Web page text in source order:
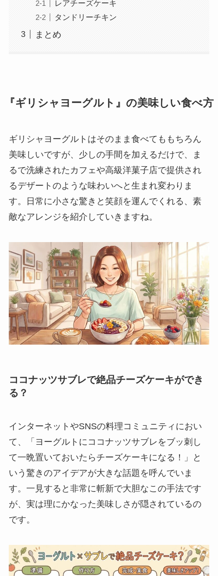
レアチーズケーキ
タンドリーチキン
まとめ
『ギリシャヨーグルト 』の美味しい食べ方
ギリシャヨーグルトはそのまま食べてももちろん
美味しいですが、少しの手間を加えるだけで、ま
るで洗練されたカフェや高級洋菓子店で提供され
るデザートのような味わいへと生まれ変わりま
す。日常に小さな驚きと笑顔を運んでくれる、素
敵なアレンジを紹介していきますね。
ココナッツサブレで絶品チーズケーキができ
る？
インターネットやSNSの料理コミュニティにおい
て、「ヨーグルトにココナッツサブレをブッ刺し
て一晩置いておいたらチーズケーキになる！」と
いう驚きのアイデアが大きな話題を呼んでいま
す。一見すると非常に斬新で大胆なこの手法です
が、実は理にかなった美味しさが隠されているの
です。